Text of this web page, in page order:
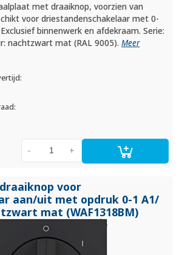
met draaiknop, voorzien van
voor driestandenschakelaar met 0-
binnenwerk en afdekraam. Serie:
nachtzwart mat (RAL 9005).Meer
+
-
voor
aan/uit met opdruk 0-1 A1/
mat (WAF1318BM)